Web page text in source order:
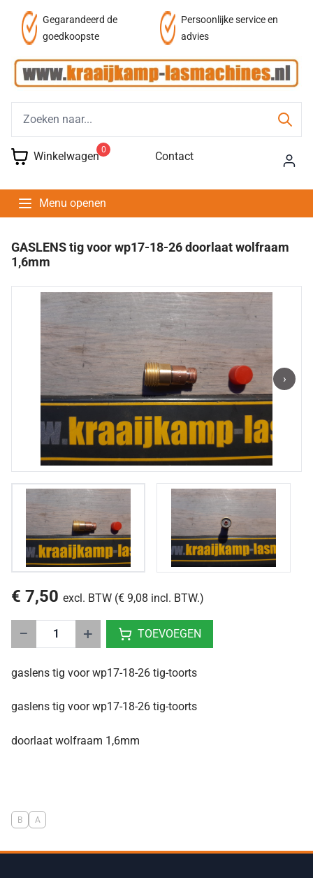
Gegarandeerd de
goedkoopste
Persoonlijke service en
advies
Winkelwagen 0 Contact
Menu openen
gaslens tig voor wp17-18-26 tig-toorts
doorlaat wolfraam 1,6mm
GASLENS tig voor wp17-18-26 doorlaat wolfraam
1,6mm
›
€ 7,50 excl. BTW (€ 9,08 incl. BTW.)
− + TOEVOEGEN
gaslens tig voor wp17-18-26 tig-toorts
B A